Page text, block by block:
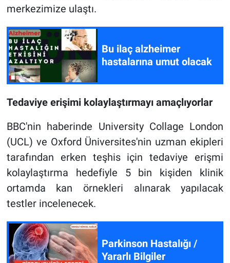
merkezimize ulaştı.
Bu ilaç alzheimer
hastalarına umut olacak
Tedaviye erişimi kolaylaştırmayı amaçlıyorlar
BBC'nin haberinde University Collage London
(UCL) ve Oxford Üniversites'nin uzman ekipleri
tarafından erken teşhis için tedaviye erişmi
kolaylaştırma hedefiyle 5 bin kişiden klinik
ortamda kan örnekleri alınarak yapılacak
testler incelenecek.
Parkinson Hastalığı /
Yararlı Bilgiler